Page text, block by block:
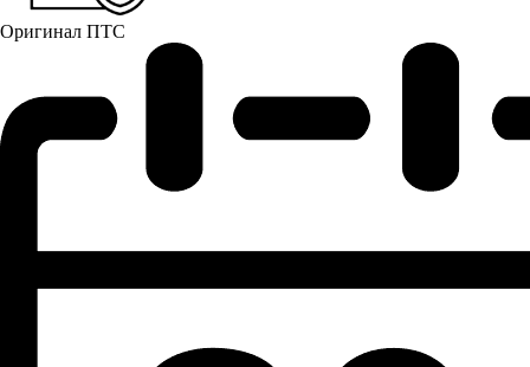
Оригинал ПТС